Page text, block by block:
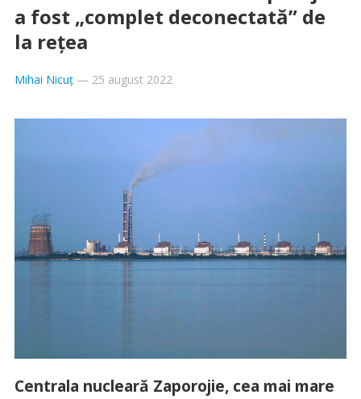
a fost „complet deconectată” de
la rețea
Mihai Nicuț— 25 august 2022
Centrala nucleară Zaporojie, cea mai mare